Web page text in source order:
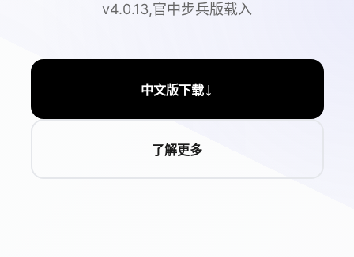
v4.0.13,官中步兵版载入
中文版下载↓
了解更多